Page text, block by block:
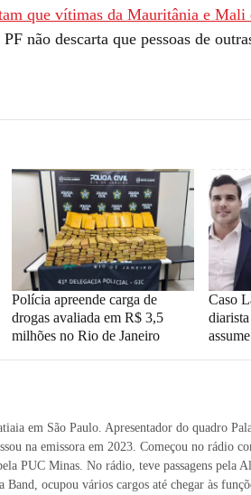
que vítimas da Mauritânia e Mali
não descarta que pessoas de
Polícia apreende carga de
drogas avaliada em R$ 3,5
milhões no Rio de Janeiro
Caso
em São Paulo. Apresentador do quadro
na emissora em 2023. Começou no rádio
PUC Minas. No rádio, teve passagens pela
ocupou vários cargos até chegar às